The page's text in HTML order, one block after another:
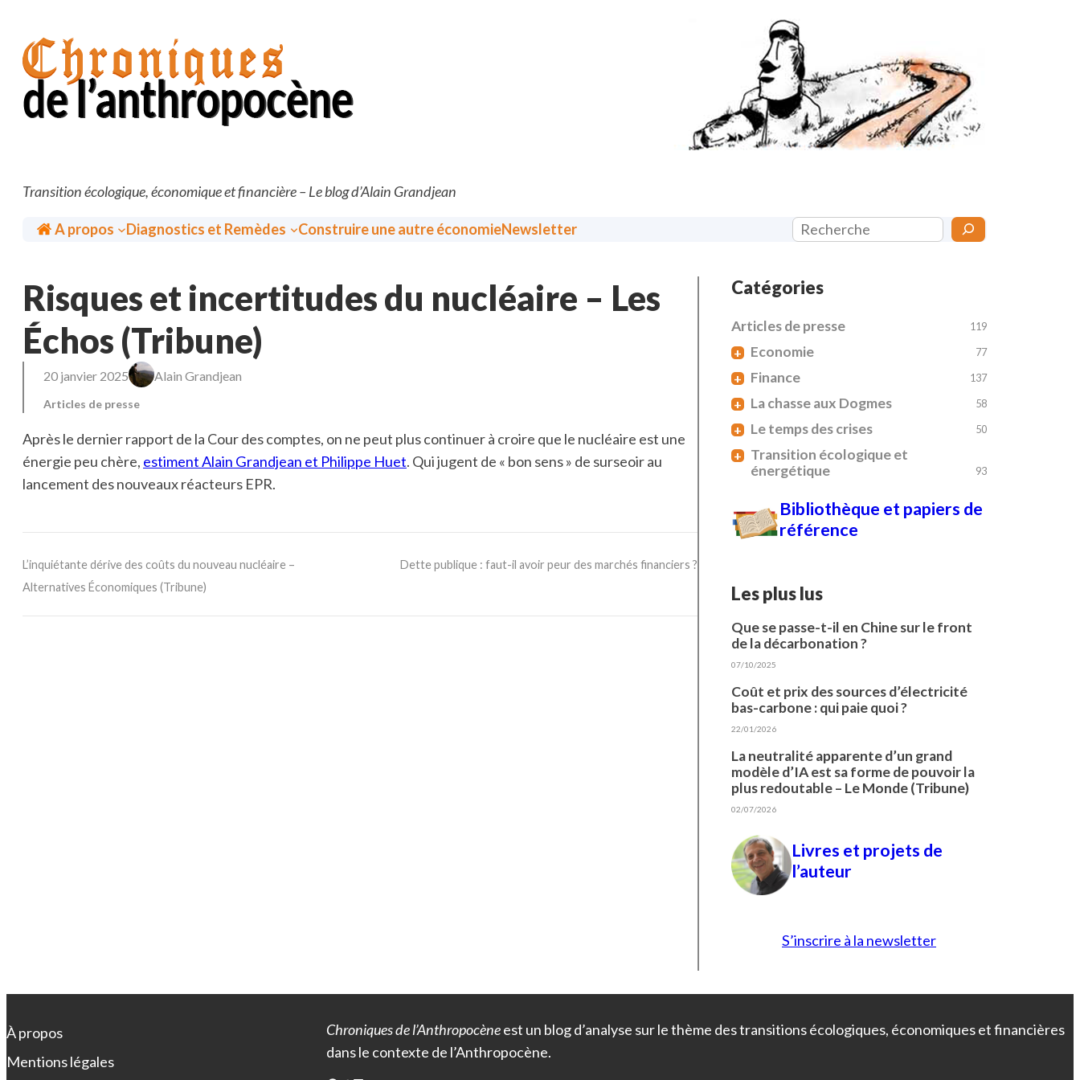
contenu
Transition écologique, économique et financière – Le blog d’Alain Grandjean
Accueil
A propos Diagnostics et Remèdes Construire une autre économieNewsletter Rechercher
Risques et incertitudes du nucléaire – Les
Échos (Tribune)
20 janvier 2025 Alain Grandjean
Articles de presse
Après le dernier rapport de la Cour des comptes, on ne peut plus continuer à croire que le nucléaire est une
énergie peu chère, estiment Alain Grandjean et Philippe Huet. Qui jugent de « bon sens » de surseoir au
lancement des nouveaux réacteurs EPR.
L’inquiétante dérive des coûts du nouveau nucléaire –
Alternatives Économiques (Tribune)
Dette publique : faut-il avoir peur des marchés financiers ?
Catégories
Articles de presse 119
+ Economie 77
+ Finance 137
+ La chasse aux Dogmes 58
+ Le temps des crises 50
+
Transition écologique et
énergétique
93
Bibliothèque et papiers de
référence
Les plus lus
Que se passe-t-il en Chine sur le front
de la décarbonation ?
07/10/2025
Coût et prix des sources d’électricité
bas-carbone : qui paie quoi ?
22/01/2026
La neutralité apparente d’un grand
modèle d’IA est sa forme de pouvoir la
plus redoutable – Le Monde (Tribune)
02/07/2026
Livres et projets de
l’auteur
S’inscrire à la newsletter
À propos
Mentions légales
Chroniques de l’Anthropocèneest un blog d’analyse sur le thème des transitions écologiques, économiques et financières
dans le contexte de l’Anthropocène.